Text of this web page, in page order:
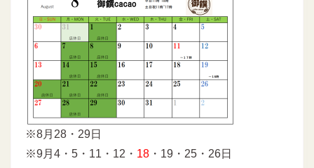
※8月28・29日
※9月4・5・11・12・ 18 ・19・25・26日